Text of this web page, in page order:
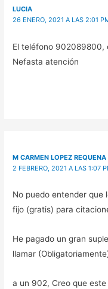
LUCIA
26 ENERO, 2021 A LAS 2:01
El teléfono 902089800,
Nefasta atención
M CARMEN LOPEZ REQUENA
2 FEBRERO, 2021 A LAS 1:07
No puedo entender que
fijo (gratis) para
He pagado un gran
llamar
a un 902, Creo que